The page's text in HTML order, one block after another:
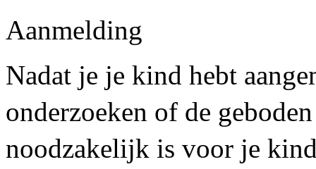
Aanmelding
Nadat je je kind hebt
onderzoeken of de
noodzakelijk is voor je